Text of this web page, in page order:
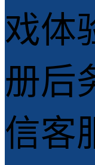
戏体
册后
信客